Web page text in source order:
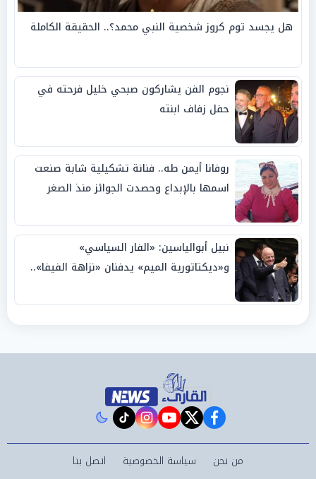
هل يجسد توم كروز شخصية النبي محمد؟.. الحقيقة الكاملة
نجوم الفن يشاركون صبحي خليل فرحته في
حفل زفاف ابنته
روفانا أيمن طه.. فنانة تشكيلية شابة صنعت
اسمها بالإبداع وحصدت الجوائز منذ الصغر
نبيل أبوالياسين: «الفار السياسي»
و«ديكتاتورية الميم» يدفنان «نزاهة الفيفا»..
facebook
twitter
youtube
instagram
tiktok
من نحن سياسة الخصوصية اتصل بنا